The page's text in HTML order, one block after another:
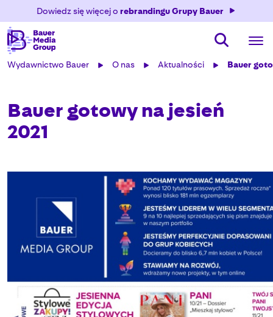
Dowiedz się więcej o rebrandingu Grupy Bauer
Wydawnictwo Bauer O nas Aktualności Bauer
Bauer gotowy na jesień
2021